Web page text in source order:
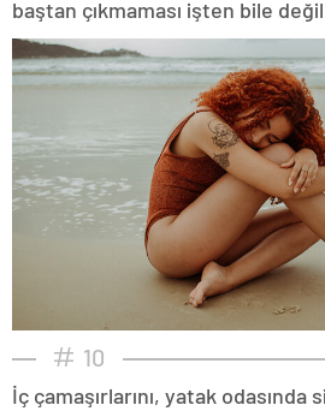
baştan çıkmaması işten bile
10
İç çamaşırlarını, yatak